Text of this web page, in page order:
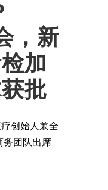
，新
加
批
创始人兼全
务团队出席